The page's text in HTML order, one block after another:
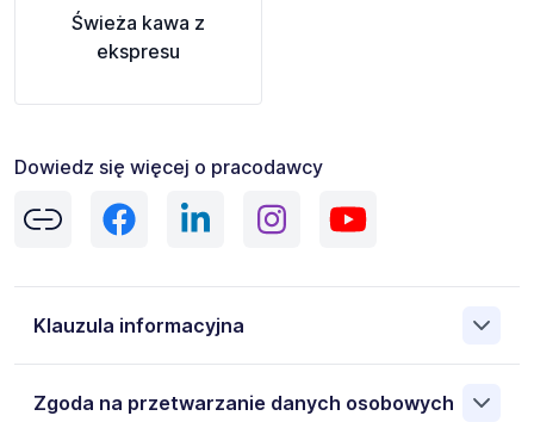
Świeża kawa z
ekspresu
Dowiedz się więcej o pracodawcy
Klauzula informacyjna
o.o. 00-807 Warszawa Al. Jerozolimskie 96, NIP:
Zgoda na przetwarzanie danych osobowych